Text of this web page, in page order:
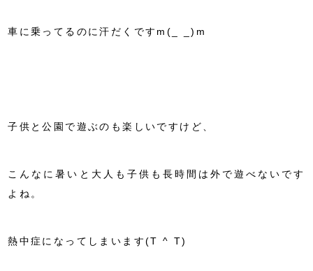
車に乗ってるのに汗だくですm(_ _)m
子供と公園で遊ぶのも楽しいですけど、
こんなに暑いと大人も子供も長時間は外で遊べないです
よね。
熱中症になってしまいます(T ^ T)